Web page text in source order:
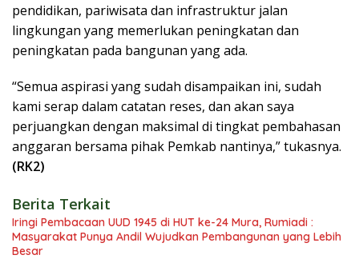
pendidikan, pariwisata dan infrastruktur jalan
lingkungan yang memerlukan peningkatan dan
peningkatan pada bangunan yang ada.
“Semua aspirasi yang sudah disampaikan ini, sudah
kami serap dalam catatan reses, dan akan saya
perjuangkan dengan maksimal di tingkat pembahasan
anggaran bersama pihak Pemkab nantinya,” tukasnya.
(RK2)
Berita Terkait
Iringi Pembacaan UUD 1945 di HUT ke-24 Mura, Rumiadi :
Masyarakat Punya Andil Wujudkan Pembangunan yang Lebih
Besar